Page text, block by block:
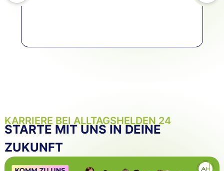
KARRIERE BEI ALLTAGSHELDEN 24
STARTE MIT UNS IN DEINE
ZUKUNFT